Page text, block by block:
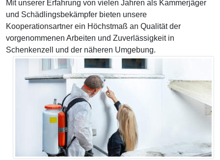
Mit unserer Erfahrung von vielen Jahren als Kammerjäger
und Schädlingsbekämpfer bieten unsere
Kooperationsartner ein Höchstmaß an Qualität der
vorgenommenen Arbeiten und Zuverlässigkeit in
Schenkenzell und der näheren Umgebung.